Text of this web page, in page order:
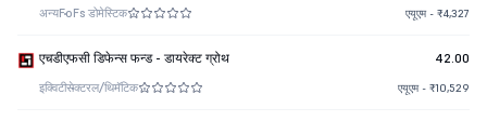
अन्यFoFs डोमेस्टिक एयूएम - ₹4,327
एचडीएफसी डिफेन्स फन्ड - डायरेक्ट ग्रोथ 42.00
इक्विटीसेक्टरल/थिमॅटिक एयूएम - ₹10,529